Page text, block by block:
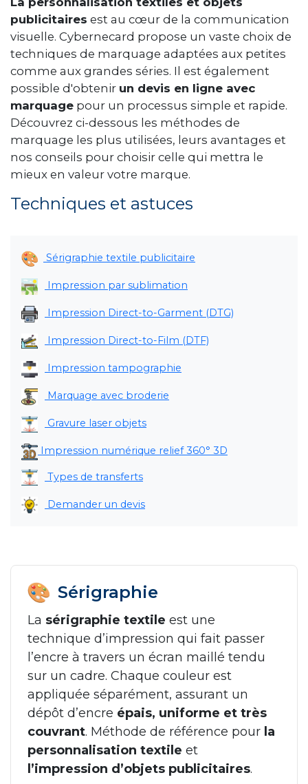
LA SOCIÉTÉ
SERVICES
ROADSHOWS, FORUM DES EXPERTS
CATALOGUES & TARIFS
MARQUES & CERTIFICATS
TECHNIQUES MARQUAGE
BLOG
CONTACT
publicitaires est au cœur de la communication
visuelle. Cybernecard propose un vaste choix de
techniques de marquage adaptées aux petites
comme aux grandes séries. Il est également
possible d'obtenir un devis en ligne avec
marquage pour un processus simple et rapide.
Découvrez ci-dessous les méthodes de
marquage les plus utilisées, leurs avantages et
nos conseils pour choisir celle qui mettra le
mieux en valeur votre marque.
Techniques et astuces
Sérigraphie textile publicitaire
Impression par sublimation
Impression Direct-to-Garment (DTG)
Impression Direct-to-Film (DTF)
Impression tampographie
Marquage avec broderie
Gravure laser objets
Impression numérique relief 360° 3D
Types de transferts
Demander un devis
Sérigraphie
La sérigraphie textile est une
technique d’impression qui fait passer
l’encre à travers un écran maillé tendu
sur un cadre. Chaque couleur est
appliquée séparément, assurant un
dépôt d’encre épais, uniforme et très
couvrant. Méthode de référence pour la
personnalisation textile et
l’impression d’objets publicitaires.